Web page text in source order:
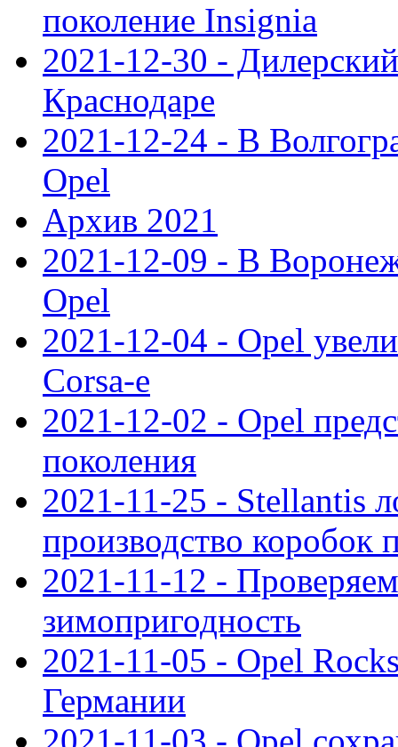
поколение Insignia
2021-12-30 -
Краснодаре
2021-12-24 - В
Opel
Архив 2021
2021-12-09 - В
Opel
2021-12-04 - Opel
Corsa-e
2021-12-02 - Opel
поколения
2021-11-25 - Stellantis
производство коробок
2021-11-12 -
зимопригодность
2021-11-05 - Opel
Германии